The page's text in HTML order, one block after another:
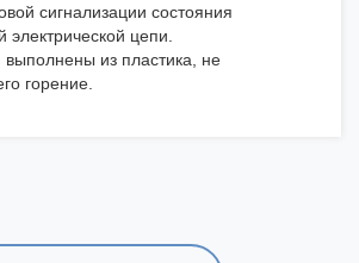
сигнализации состояния
электрической цепи.
выполнены из пластика, не
горение.